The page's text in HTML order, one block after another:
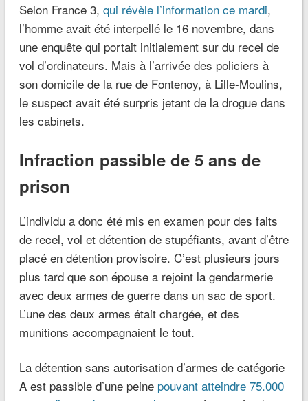
Selon France 3, qui révèle l’information ce mardi,
l’homme avait été interpellé le 16 novembre, dans
une enquête qui portait initialement sur du recel de
vol d’ordinateurs. Mais à l’arrivée des policiers à
son domicile de la rue de Fontenoy, à Lille-Moulins,
le suspect avait été surpris jetant de la drogue dans
les cabinets.
Infraction passible de 5 ans de
prison
L’individu a donc été mis en examen pour des faits
de recel, vol et détention de stupéfiants, avant d’être
placé en détention provisoire. C’est plusieurs jours
plus tard que son épouse a rejoint la gendarmerie
avec deux armes de guerre dans un sac de sport.
L’une des deux armes était chargée, et des
munitions accompagnaient le tout.
La détention sans autorisation d’armes de catégorie
A est passible d’une peine pouvant atteindre 75.000